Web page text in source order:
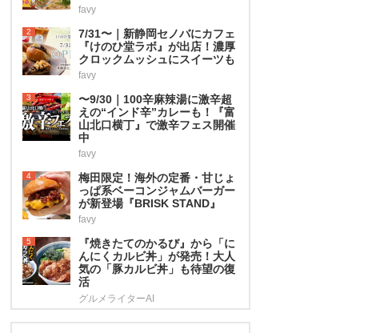
favy
2
7/31〜｜新静岡セノバにカフェ
『けのひ堂ラボ』が出店！濃厚
クロックムッシュにスイーツも
favy
3
〜9/30｜100辛麻辣湯に激辛超
えの“インド辛”カレーも！『富
山北口横丁』で激辛フェス開催
中
favy
4
梅田限定！海外の定番・甘じょ
っぱ系ベーコンジャムバーガー
が新登場『BRISK STAND』
favy
5
『焼きたてのかるび』から「に
んにくカルビ丼」が発売！大人
気の「豚カルビ丼」も待望の復
活
グルメライターAI